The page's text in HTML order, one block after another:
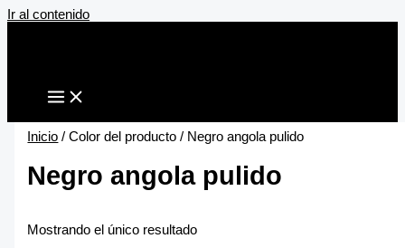
Ir al contenido
Inicio / Color del producto / Negro angola pulido
Negro angola pulido
Mostrando el único resultado